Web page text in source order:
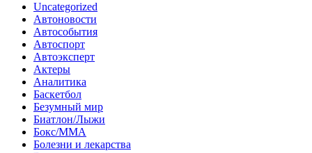
Uncategorized
Автоновости
Автособытия
Автоспорт
Автоэксперт
Актеры
Аналитика
Баскетбол
Безумный мир
Биатлон/Лыжи
Бокс/MMA
Болезни и лекарства